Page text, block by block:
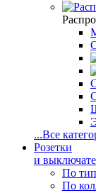
...Все
Розетки
и
По
По